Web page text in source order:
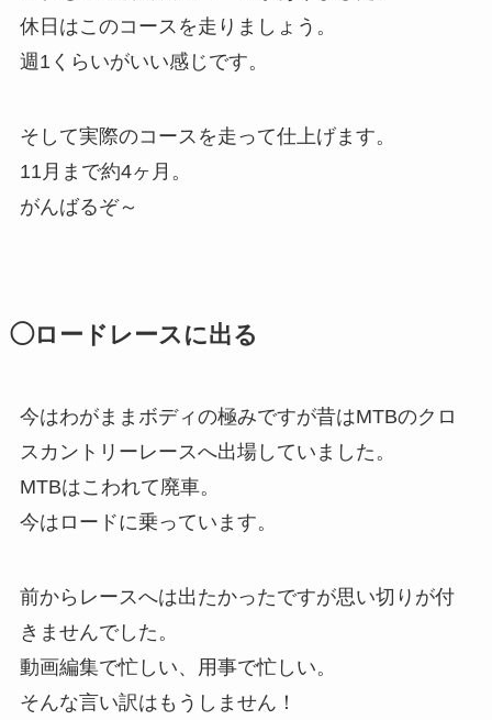
休日はこのコースを走りましょう。
週1くらいがいい感じです。
そして実際のコースを走って仕上げます。
11月まで約4ヶ月。
がんばるぞ～
◯ロードレースに出る
今はわがままボディの極みですが昔はMTBのクロ
スカントリーレースへ出場していました。
MTBはこわれて廃車。
今はロードに乗っています。
前からレースへは出たかったですが思い切りが付
きませんでした。
動画編集で忙しい、用事で忙しい。
そんな言い訳はもうしません！